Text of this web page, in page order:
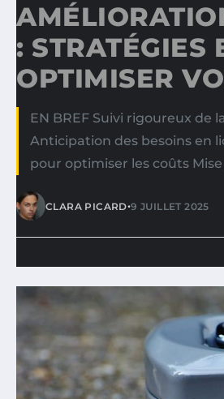
: STRATÉGIES
OPTIMISER
EN BREF Suivi rigoureux de
Anticipation des besoins en
pour optimiser les coûts
CLARA PICARD•9 JUILLET 2025